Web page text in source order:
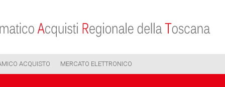
ACQUISTO MERCATO ELETTRONICO